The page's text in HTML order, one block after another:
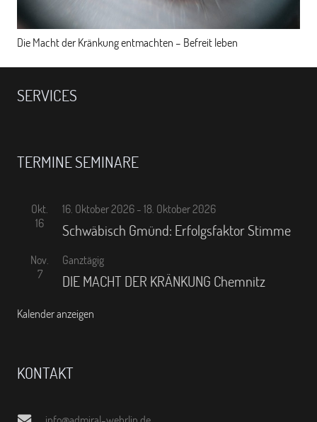
Die Macht der Kränkung entmachten – Befreit leben
SERVICES
TERMINE SEMINARE
Okt.
16
16. Oktober 2026 - 18. Oktober 2026
Schwäbisch Gmünd: Erfolgsfaktor Stimme
Nov.
7
Ganztägig
DIE MACHT DER KRÄNKUNG Chemnitz
Kalender anzeigen
KONTAKT